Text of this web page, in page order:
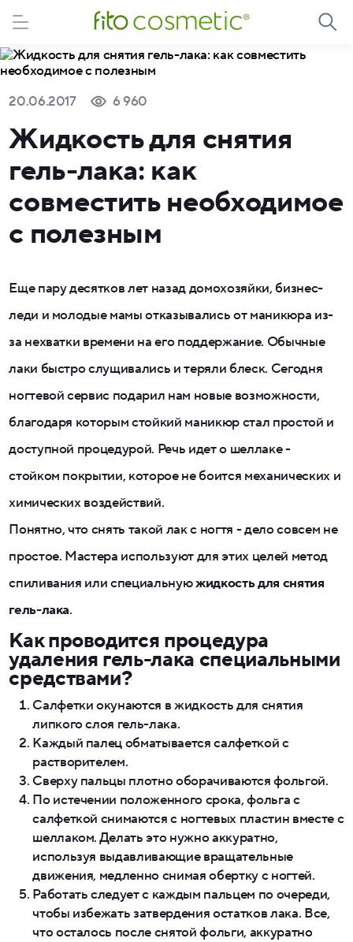
20.06.2017 6 960
Жидкость для снятия
гель-лака: как
совместить необходимое
с полезным
Еще пару десятков лет назад домохозяйки, бизнес-
леди и молодые мамы отказывались от маникюра из-
за нехватки времени на его поддержание. Обычные
лаки быстро слущивались и теряли блеск. Сегодня
ногтевой сервис подарил нам новые возможности,
благодаря которым стойкий маникюр стал простой и
доступной процедурой. Речь идет о шеллаке -
стойком покрытии, которое не боится механических и
химических воздействий.
Понятно, что снять такой лак с ногтя - дело совсем не
простое. Мастера используют для этих целей метод
спиливания или специальнуюжидкость для снятия
гель-лака.
Как проводится процедура
удаления гель-лака специальными
средствами?
Салфетки окунаются в жидкость для снятия
липкого слоя гель-лака.
Каждый палец обматывается салфеткой с
растворителем.
Сверху пальцы плотно оборачиваются фольгой.
По истечении положенного срока, фольга с
салфеткой снимаются с ногтевых пластин вместе с
шеллаком. Делать это нужно аккуратно,
используя выдавливающие вращательные
движения, медленно снимая обертку с ногтей.
Работать следует с каждым пальцем по очереди,
чтобы избежать затвердения остатков лака. Все,
что осталось после снятой фольги, аккуратно